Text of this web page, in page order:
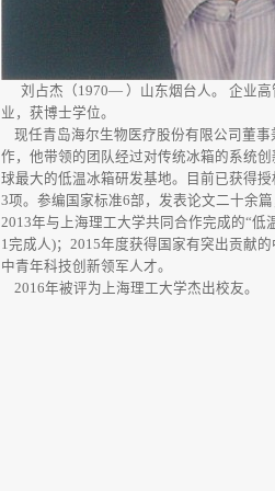
刘占杰（1970— ）山东烟台人。 企业
业，获博士学位。
现任青岛海尔生物医疗股份有限公司董
作，他带领的团队经过对传统冰箱的系统
球最大的低温冰箱研发基地。目前已获得
3项。参编国家标准6部，发表论文二十余
2013年与上海理工大学共同合作完成的“低
1完成人)；2015年度获得国家有突出贡献
中青年科技创新领军人才。
2016年被评为上海理工大学杰出校友。